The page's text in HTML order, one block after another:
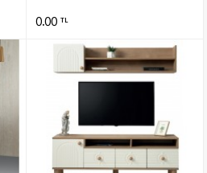
0.00 TL